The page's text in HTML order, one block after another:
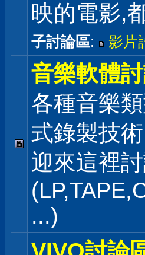
映的電影,
子討論區: 影片
音樂軟體
各種音樂
式錄製技
迎來這裡
...)